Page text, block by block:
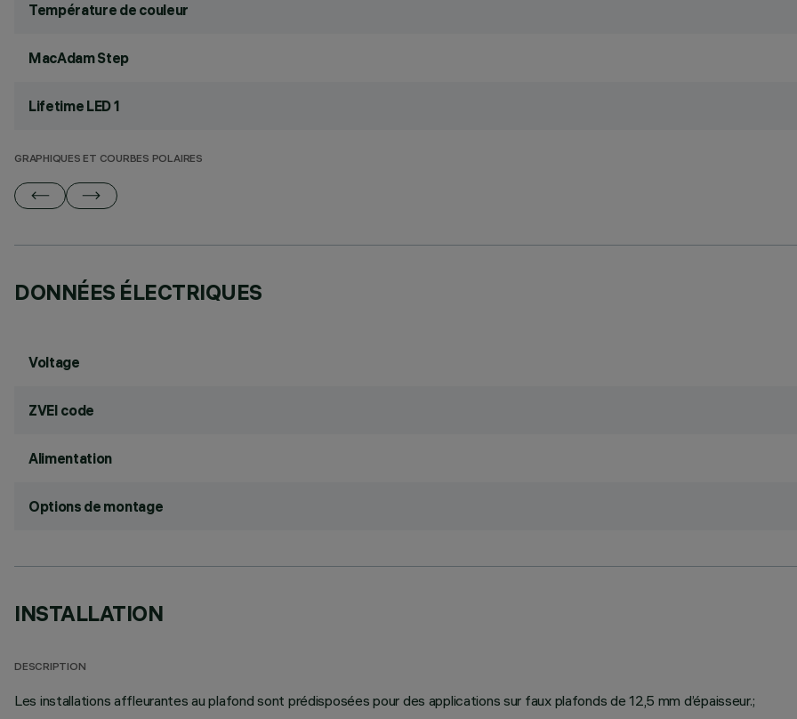
Température de couleur
MacAdam Step
Lifetime LED 1
GRAPHIQUES ET COURBES POLAIRES
DONNÉES ÉLECTRIQUES
Voltage
ZVEI code
Alimentation
Options de montage
INSTALLATION
DESCRIPTION
Les installations affleurantes au plafond sont prédisposées pour des applications sur faux plafonds de 12,5 mm d’épaisseur.;